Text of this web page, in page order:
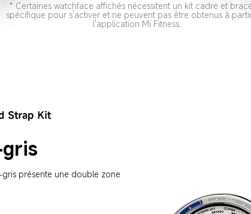
* Certaines watchface affichés nécessitent un kit cadre et
spécifique pour s'activer et ne peuvent pas être obtenus à
l'application Mi Fitness.
présente une double zone